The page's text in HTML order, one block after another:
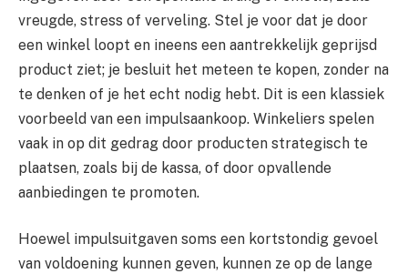
vreugde, stress of verveling. Stel je voor dat je door
een winkel loopt en ineens een aantrekkelijk geprijsd
product ziet; je besluit het meteen te kopen, zonder na
te denken of je het echt nodig hebt. Dit is een klassiek
voorbeeld van een impulsaankoop. Winkeliers spelen
vaak in op dit gedrag door producten strategisch te
plaatsen, zoals bij de kassa, of door opvallende
aanbiedingen te promoten.
Hoewel impulsuitgaven soms een kortstondig gevoel
van voldoening kunnen geven, kunnen ze op de lange